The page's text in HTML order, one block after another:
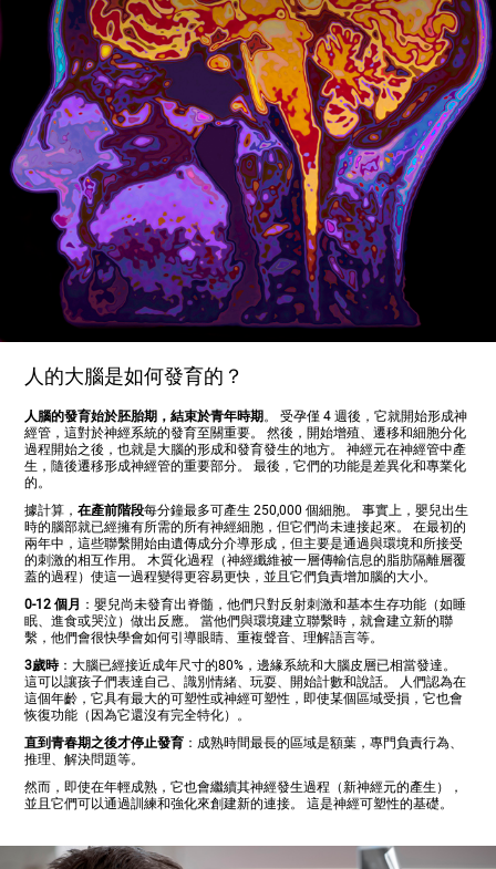
人的大腦是如何發育的？
人腦的發育始於胚胎期，結束於青年時期。 受孕僅 4 週後，它就開始形成神
經管，這對於神經系統的發育至關重要。 然後，開始增殖、遷移和細胞分化
過程開始之後，也就是大腦的形成和發育發生的地方。 神經元在神經管中產
生，隨後遷移形成神經管的重要部分。 最後，它們的功能是差異化和專業化
的。
據計算，在產前階段每分鐘最多可產生 250,000 個細胞。 事實上，嬰兒出生
時的腦部就已經擁有所需的所有神經細胞，但它們尚未連接起來。 在最初的
兩年中，這些聯繫開始由遺傳成分介導形成，但主要是通過與環境和所接受
的刺激的相互作用。 木質化過程（神經纖維被一層傳輸信息的脂肪隔離層覆
蓋的過程）使這一過程變得更容易更快，並且它們負責增加腦的大小。
0-12 個月 ：嬰兒尚未發育出脊髓，他們只對反射刺激和基本生存功能（如睡
眠、進食或哭泣）做出反應。 當他們與環境建立聯繫時，就會建立新的聯
繫，他們會很快學會如何引導眼睛、重複聲音、理解語言等。
3歲時：大腦已經接近成年尺寸的80%，邊緣系統和大腦皮層已相當發達。
這可以讓孩子們表達自己、識別情緒、玩耍、開始計數和說話。 人們認為在
這個年齡，它具有最大的可塑性或神經可塑性，即使某個區域受損，它也會
恢復功能（因為它還沒有完全特化）。
直到青春期之後才停止發育 ：成熟時間最長的區域是額葉，專門負責行為、
推理、解決問題等。
然而，即使在年輕成熟，它也會繼續其神經發生過程（新神經元的產生），
並且它們可以通過訓練和強化來創建新的連接。 這是神經可塑性的基礎。